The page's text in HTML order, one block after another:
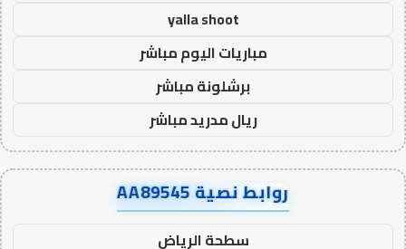
yalla shoot
مباريات اليوم مباشر
برشلونة مباشر
ريال مدريد مباشر
روابط نصية AA89545
سطحة الرياض